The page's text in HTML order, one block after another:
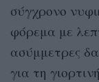
σύγχρονο
φόρεμα με
ασύμμετρες
για τη